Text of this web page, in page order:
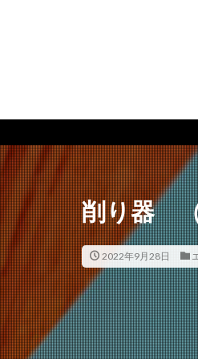
削り器
2022年9月28日